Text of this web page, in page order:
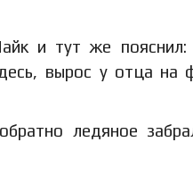
и тут же
вырос у отца
ледяное